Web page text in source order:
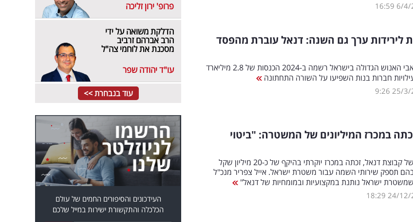
6/4/
16:59
לירידות ערך גם השנה: דנאל עוברת מהפסד
קבוצת הסיעוד ומשאבי האנוש הגדולה בישראל רשמה ב-2024 הכנסות של 2.8 מיליארד
חברות בנות השפיעו על השורה התחתונה
25/3/
9:26
במכרז המיליונים של המשטרה: "ביטוי
דנאל משאבי אנוש של קבוצת דנאל, זכתה במכרז יוקרתי בהיקף של כ-20 מיליון שקל
תספק שירותי השמה עבור משטרת ישראל. אייל צפריר מנכ"ל
שמשטרת ישראל נותנת במקצועיות ובמומחיות של דנאל"
24/12/
18:29
פרופ' ירון זליכה
הדלקת משואה על ידי
הרב אברהם זרביב
מסכנת את לוחמי צה"ל
עו"ד יהודה שפר
עוד בנבחרת >>
העידכונים והסיפורים החמים של עולם
הכלכלה והתקשורת ישירות במייל שלכם